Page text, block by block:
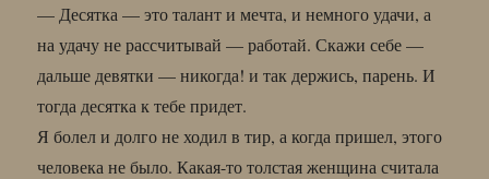
— Десятка — это талант и мечта, и немного удачи, а
на удачу не рассчитывай — работай. Скажи себе —
дальше девятки — никогда! и так держись, парень. И
тогда десятка к тебе придет.
Я болел и долго не ходил в тир, а когда пришел, этого
человека не было. Какая-то толстая женщина считала